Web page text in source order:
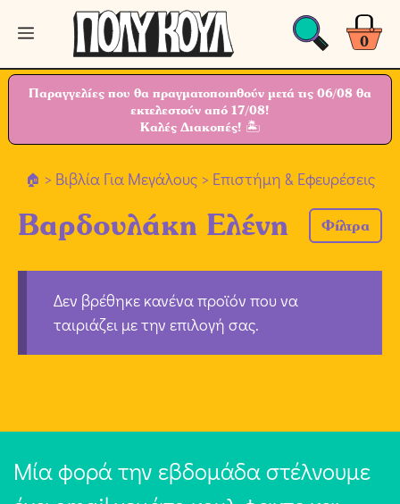
Μετάβαση
περιεχόμενο
0
Μενού
Παραγγελίες που θα πραγματοποιηθούν μετά τις 06/08 θα
εκτελεστούν από 17/08!
Καλές Διακοπές! 🏝
> Βιβλία Για Μεγάλους > Επιστήμη & Εφευρέσεις
Βαρδουλάκη Ελένη Φίλτρα
Δεν βρέθηκε κανένα προϊόν που να
ταιριάζει με την επιλογή σας.
Μία φορά την εβδομάδα στέλνουμε